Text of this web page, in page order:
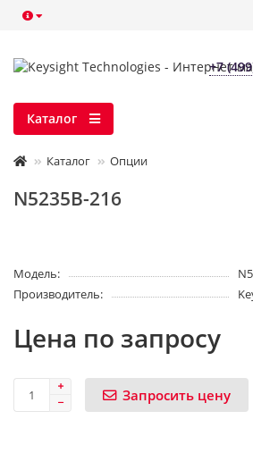
+7
Каталог
Каталог Опции
N5235B-216
Модель:
Производитель:
Цена по запросу
Запросить цену